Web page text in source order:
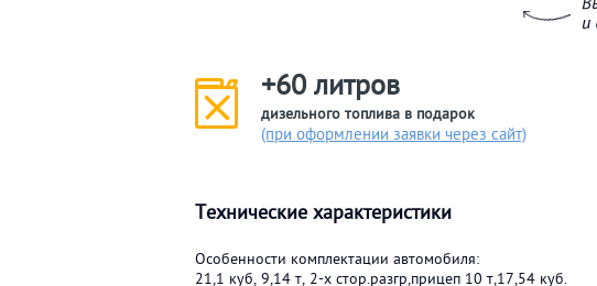
+60 литров
дизельного топлива в подарок
(при оформлении заявки через сайт)
Технические характеристики
Особенности комплектации автомобиля:
21,1 куб, 9,14 т, 2-х стор.разгр,прицеп 10 т,17,54 куб.